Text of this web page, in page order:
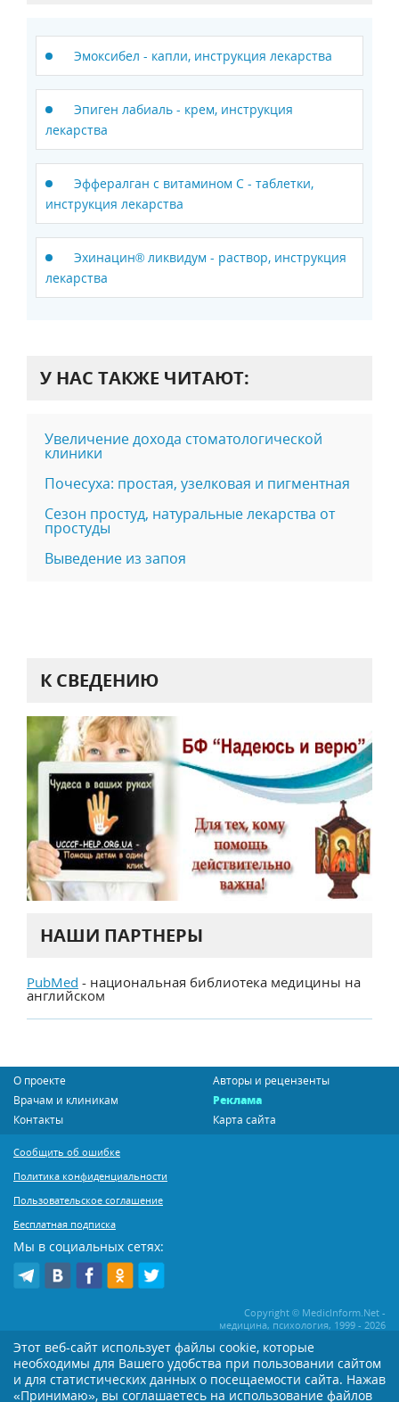
Эмоксибел - капли, инструкция лекарства
Эпиген лабиаль - крем, инструкция
лекарства
Эффералган с витамином C - таблетки,
инструкция лекарства
Эхинацин® ликвидум - раствор, инструкция
лекарства
У НАС ТАКЖЕ ЧИТАЮТ:
Увеличение дохода стоматологической
клиники
Почесуха: простая, узелковая и пигментная
Сезон простуд, натуральные лекарства от
простуды
Выведение из запоя
К СВЕДЕНИЮ
НАШИ ПАРТНЕРЫ
PubMed - национальная библиотека медицины на
английском
О проекте
Авторы и рецензенты
Врачам и клиникам
Реклама
Контакты
Карта сайта
Сообщить об ошибке
Политика конфиденциальности
Пользовательское соглашение
Бесплатная подписка
Мы в социальных сетях:
Copyright © MedicInform.Net -
медицина, психология, 1999 - 2026
Копирование или иное распространение статей нашего сайта строго
воспрещается. Копирование раздела "Новости" допускается при наличии
активной открытой для поисковиков ссылки на MedicInform.Net
Этот веб-сайт использует файлы cookie, которые
необходимы для Вашего удобства при пользовании сайтом
и для статистических данных о посещаемости сайта. Нажав
«Принимаю», вы соглашаетесь на использование файлов